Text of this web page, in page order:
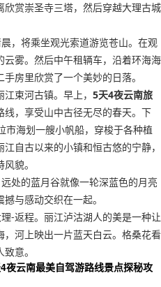
赏崇圣寺三塔，然后穿越大理古城
，将乘坐观光索道游览苍山。在观
雾。然后中午租辆车，沿着环海海
房里欣赏了一个美妙的日落。
束河古镇。早上， 5天4夜云南旅
，享受山中古径无尽的春天。下
市海划一艘小帆船，穿梭于各种植
自古以来的小镇和恒古悠的宁静，
貌。
的蓝月谷就像一轮深蓝色的月亮
与感动交织在一起。
返程。丽江泸沽湖人的美是一种让
河上映出一片蓝天白云。格桑花看
意。
夜云南最美自驾游路线景点探秘攻